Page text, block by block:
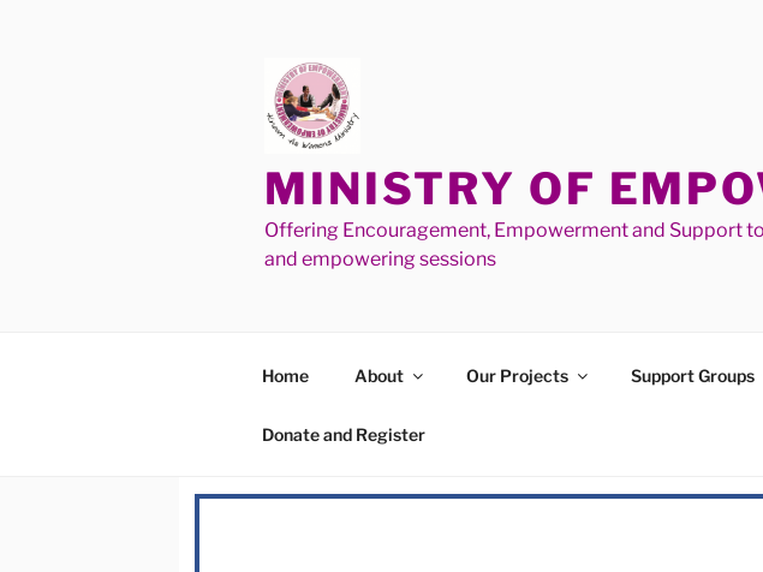
MINISTRY OF
Offering Encouragement, Empowerment and Support
and empowering sessions
Home About Our Projects Support Groups
Donate and Register